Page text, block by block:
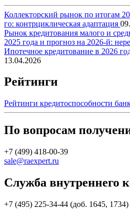
Коллекторский рынок по итогам
го: контрциклическая адаптация
Рынок кредитования малого и
2025 года и прогноз на 2026-й:
Ипотечное кредитование в 2026
13.04.2026
Рейтинги
Рейтинги кредитоспособности
По вопросам
+7 (499) 418-00-39
sale@raexpert.ru
Служба внутреннего
+7 (495) 225-34-44 (доб. 1645, 1734)